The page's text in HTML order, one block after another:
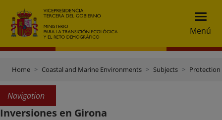
Menú
Home Coastal and Marine Environments Subjects
Navigation
Inversiones en Girona